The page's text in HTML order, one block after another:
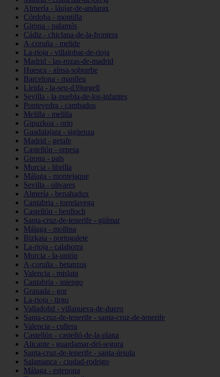
Almería - láujar-de-andarax
Córdoba - montilla
Girona - palamós
Cádiz - chiclana-de-la-frontera
A-coruña - melide
La-rioja - villalobar-de-rioja
Madrid - las-rozas-de-madrid
Huesca - aínsa-sobrarbe
Barcelona - manlleu
Lleida - la-seu-d39urgell
Sevilla - la-puebla-de-los-infantes
Pontevedra - cambados
Melilla - melilla
Gipuzkoa - orio
Guadalajara - sigüenza
Madrid - getafe
Castellón - orpesa
Girona - pals
Murcia - librilla
Málaga - montejaque
Sevilla - olivares
Almería - benahadux
Cantabria - torrelavega
Castellón - benlloch
Santa-cruz-de-tenerife - güímar
Málaga - mollina
Bizkaia - portugalete
La-rioja - calahorra
Murcia - la-unión
A-coruña - betanzos
Valencia - mislata
Cantabria - miengo
Granada - gor
La-rioja - tirgo
Valladolid - villanueva-de-duero
Santa-cruz-de-tenerife - santa-cruz-de-tenerife
Valencia - cullera
Castellón - castelló-de-la-plana
Alicante - guardamar-del-segura
Santa-cruz-de-tenerife - santa-úrsula
Salamanca - ciudad-rodrigo
Málaga - estepona